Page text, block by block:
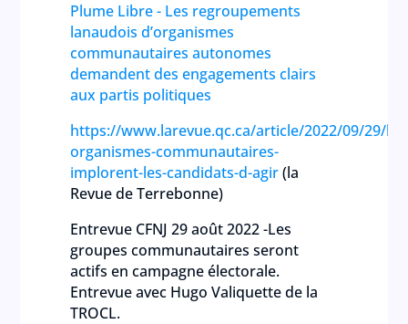
Plume Libre - Les regroupements
lanaudois d’organismes
communautaires autonomes
demandent des engagements clairs
aux partis politiques
https://www.larevue.qc.ca/article/2022/09/29/
organismes-communautaires-
implorent-les-candidats-d-agir(la
Revue de Terrebonne)
Entrevue CFNJ 29 août 2022 -Les
groupes communautaires seront
actifs en campagne électorale.
Entrevue avec Hugo Valiquette de la
TROCL.